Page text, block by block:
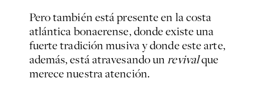
Pero también está presente en la costa
atlántica bonaerense, donde existe una
fuerte tradición musiva y donde este arte,
además, está atravesando unrevivalque
merece nuestra atención.